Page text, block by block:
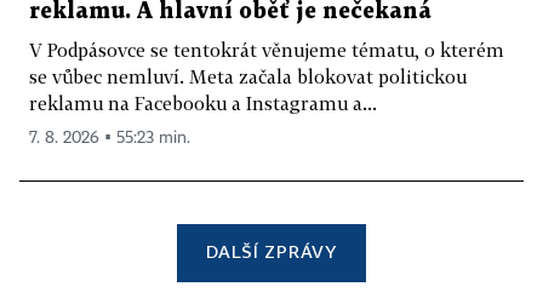
reklamu. A hlavní oběť je nečekaná
V Podpásovce se tentokrát věnujeme tématu, o kterém
se vůbec nemluví. Meta začala blokovat politickou
reklamu na Facebooku a Instagramu a...
7. 8. 2026 ▪ 55:23 min.
DALŠÍ ZPRÁVY